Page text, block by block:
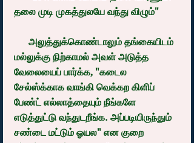
தலை முடி முகத்துலயே வந்து விழும்"
மல்லுக்கு நிற்காமல் அவள் அடுத்த
வேலையைப் பார்க்க, "கடைல
சேல்ஸ்க்காக வாங்கி வெக்கற கிளிப்
பேண்ட் எல்லாத்தையும் நீங்களே
எடுத்துட்டு வந்துடறீங்க. அப்படியிருந்தும்
சண்டை மட்டும் ஓயல" என குறை